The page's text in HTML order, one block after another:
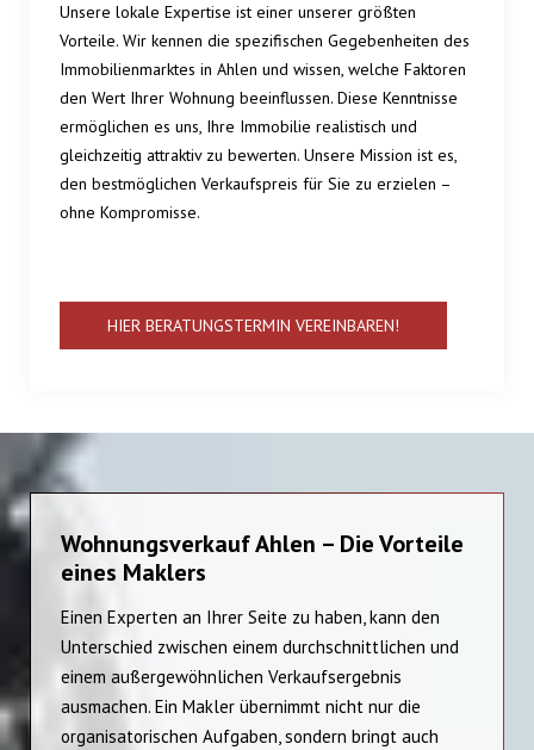
Unsere lokale Expertise ist einer unserer größten
Vorteile. Wir kennen die spezifischen Gegebenheiten des
Immobilienmarktes in Ahlen und wissen, welche Faktoren
den Wert Ihrer Wohnung beeinflussen. Diese Kenntnisse
ermöglichen es uns, Ihre Immobilie realistisch und
gleichzeitig attraktiv zu bewerten. Unsere Mission ist es,
den bestmöglichen Verkaufspreis für Sie zu erzielen –
ohne Kompromisse.
HIER BERATUNGSTERMIN VEREINBAREN!
Wohnungsverkauf Ahlen – Die Vorteile
eines Maklers
Einen Experten an Ihrer Seite zu haben, kann den
Unterschied zwischen einem durchschnittlichen und
einem außergewöhnlichen Verkaufsergebnis
ausmachen. Ein Makler übernimmt nicht nur die
organisatorischen Aufgaben, sondern bringt auch